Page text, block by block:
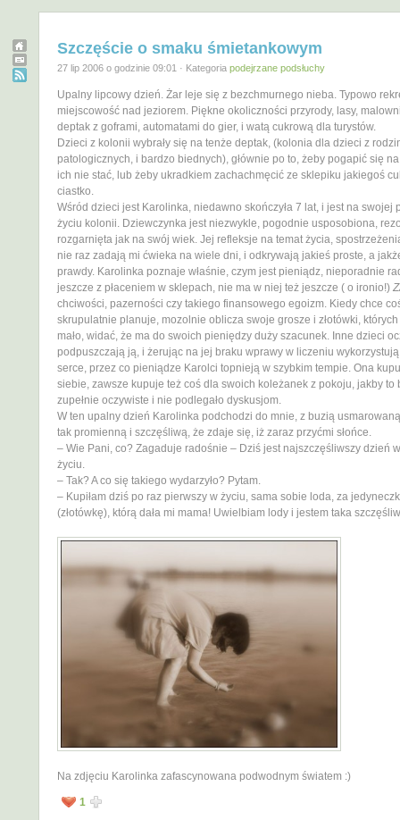
Szczęście o smaku śmietankowym
27 lip 2006 o godzinie 09:01 · Kategoria podejrzane podsłuchy
Upalny lipcowy dzień. Żar leje się z bezchmurnego nieba. Typowo
miejscowość nad jeziorem. Piękne okoliczności przyrody, lasy,
deptak z goframi, automatami do gier, i watą cukrową dla turystów.
Dzieci z kolonii wybrały się na tenże deptak, (kolonia dla dzieci z
patologicznych, i bardzo biednych), głównie po to, żeby pogapić się
ich nie stać, lub żeby ukradkiem zachachmęcić ze sklepiku jakiegoś
ciastko.
Wśród dzieci jest Karolinka, niedawno skończyła 7 lat, i jest na swojej
życiu kolonii. Dziewczynka jest niezwykle, pogodnie usposobiona,
rozgarnięta jak na swój wiek. Jej refleksje na temat życia,
nie raz zadają mi ćwieka na wiele dni, i odkrywają jakieś proste, a
prawdy. Karolinka poznaje właśnie, czym jest pieniądz, nieporadnie
jeszcze z płaceniem w sklepach, nie ma w niej też jeszcze ( o ironio!)
chciwości, pazerności czy takiego finansowego egoizm. Kiedy chce
skrupulatnie planuje, mozolnie oblicza swoje grosze i złotówki,
mało, widać, że ma do swoich pieniędzy duży szacunek. Inne dzieci
podpuszczają ją, i żerując na jej braku wprawy w liczeniu
serce, przez co pieniądze Karolci topnieją w szybkim tempie. Ona
siebie, zawsze kupuje też coś dla swoich koleżanek z pokoju, jakby to
zupełnie oczywiste i nie podlegało dyskusjom.
W ten upalny dzień Karolinka podchodzi do mnie, z buzią
tak promienną i szczęśliwą, że zdaje się, iż zaraz przyćmi słońce.
– Wie Pani, co? Zagaduje radośnie – Dziś jest najszczęśliwszy dzień
życiu.
– Tak? A co się takiego wydarzyło? Pytam.
– Kupiłam dziś po raz pierwszy w życiu, sama sobie loda, za
(złotówkę), którą dała mi mama! Uwielbiam lody i jestem taka
Na zdjęciu Karolinka zafascynowana podwodnym światem :)
1